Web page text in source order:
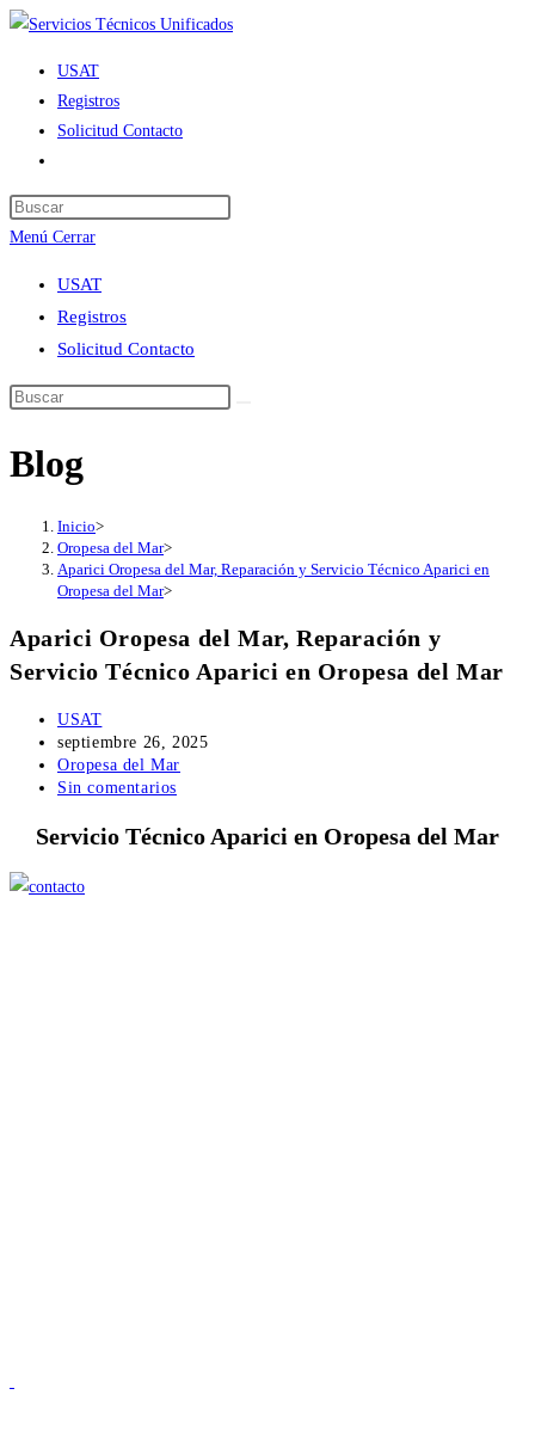
Ir
contenido
USAT
Registros
Solicitud Contacto
de
la
web
Menú Cerrar
USAT
Registros
Solicitud Contacto
Blog
Inicio>
Oropesa del Mar>
Aparici Oropesa del Mar, Reparación y Servicio Técnico Aparici en
Oropesa del Mar>
Aparici Oropesa del Mar, Reparación y
Servicio Técnico Aparici en Oropesa del Mar
Autor
de
la
entrada:
USAT
Publicación
de
la
septiembre 26, 2025
Categoría
de
entrada:
Oropesa del Mar
Comentarios
la
Sin comentarios
Servicio Técnico Aparici en Oropesa del Mar